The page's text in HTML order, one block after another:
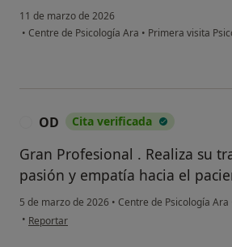
11 de marzo de 2026
• Centre de Psicología Ara • Primera visita
OD Cita verificada
Gran Profesional . Realiza su
pasión y empatía hacia el
5 de marzo de 2026 • Centre de Psicología Ara
• en opinión del usuario OD
Reportar
¿Alguna vez has usado
o chatbot de IA para hablar
sobre un tema emocional o
Sí, varias veces
Sí, una vez